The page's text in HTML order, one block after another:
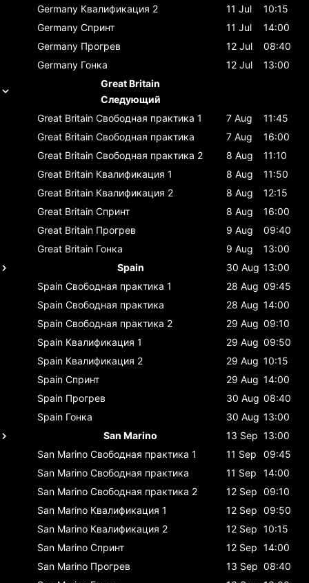
Germany Квалификация 2 11 Jul
10:15
Germany Спринт 11 Jul
14:00
Germany Прогрев 12 Jul
08:40
Germany Гонка 12 Jul
13:00
Great Britain
Следующий
Great Britain Свободная практика 1 7 Aug
11:45
Great Britain Свободная практика 7 Aug
16:00
Great Britain Свободная практика 2 8 Aug
11:10
Great Britain Квалификация 1 8 Aug
11:50
Great Britain Квалификация 2 8 Aug
12:15
Great Britain Спринт 8 Aug
16:00
Great Britain Прогрев 9 Aug
09:40
Great Britain Гонка 9 Aug
13:00
Spain
30 Aug 13:00
Spain Свободная практика 1 28 Aug 09:45
Spain Свободная практика 28 Aug 14:00
Spain Свободная практика 2 29 Aug 09:10
Spain Квалификация 1 29 Aug 09:50
Spain Квалификация 2 29 Aug 10:15
Spain Спринт 29 Aug 14:00
Spain Прогрев 30 Aug 08:40
Spain Гонка 30 Aug 13:00
San Marino
13 Sep 13:00
San Marino Свободная практика 1 11 Sep
09:45
San Marino Свободная практика 11 Sep
14:00
San Marino Свободная практика 2 12 Sep 09:10
San Marino Квалификация 1 12 Sep 09:50
San Marino Квалификация 2 12 Sep 10:15
San Marino Спринт 12 Sep 14:00
San Marino Прогрев 13 Sep 08:40